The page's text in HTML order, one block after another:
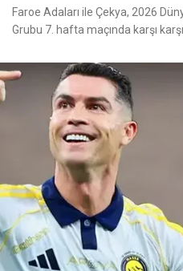
Faroe Adaları ile Çekya, 2026
Grubu 7. hafta maçında karşı